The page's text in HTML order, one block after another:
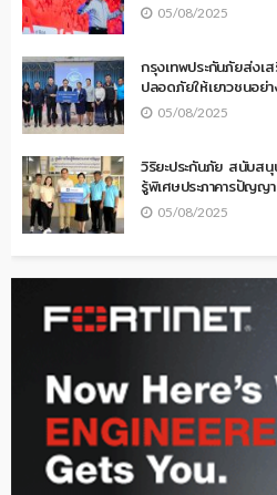
05/08/2025
กรุงเทพประกันภัยส่งเ
ปลอดภัยให้เยาวชนอย่
05/08/2025
วิริยะประกันภัย สนับส
รู้พิเศษประภาคารปัญญา
05/08/2025